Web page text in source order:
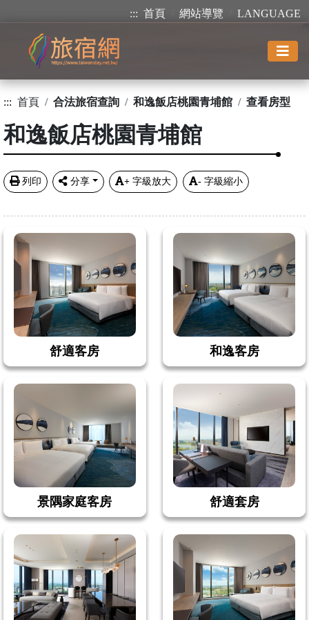
::: 首頁 網站導覽 LANGUAGE
::: 首頁 合法旅宿查詢 和逸飯店桃園青埔館 查看房型
和逸飯店桃園青埔館
列印 分享 + 字級放大 - 字級縮小
舒適客房 和逸客房
景隅家庭客房 舒適套房